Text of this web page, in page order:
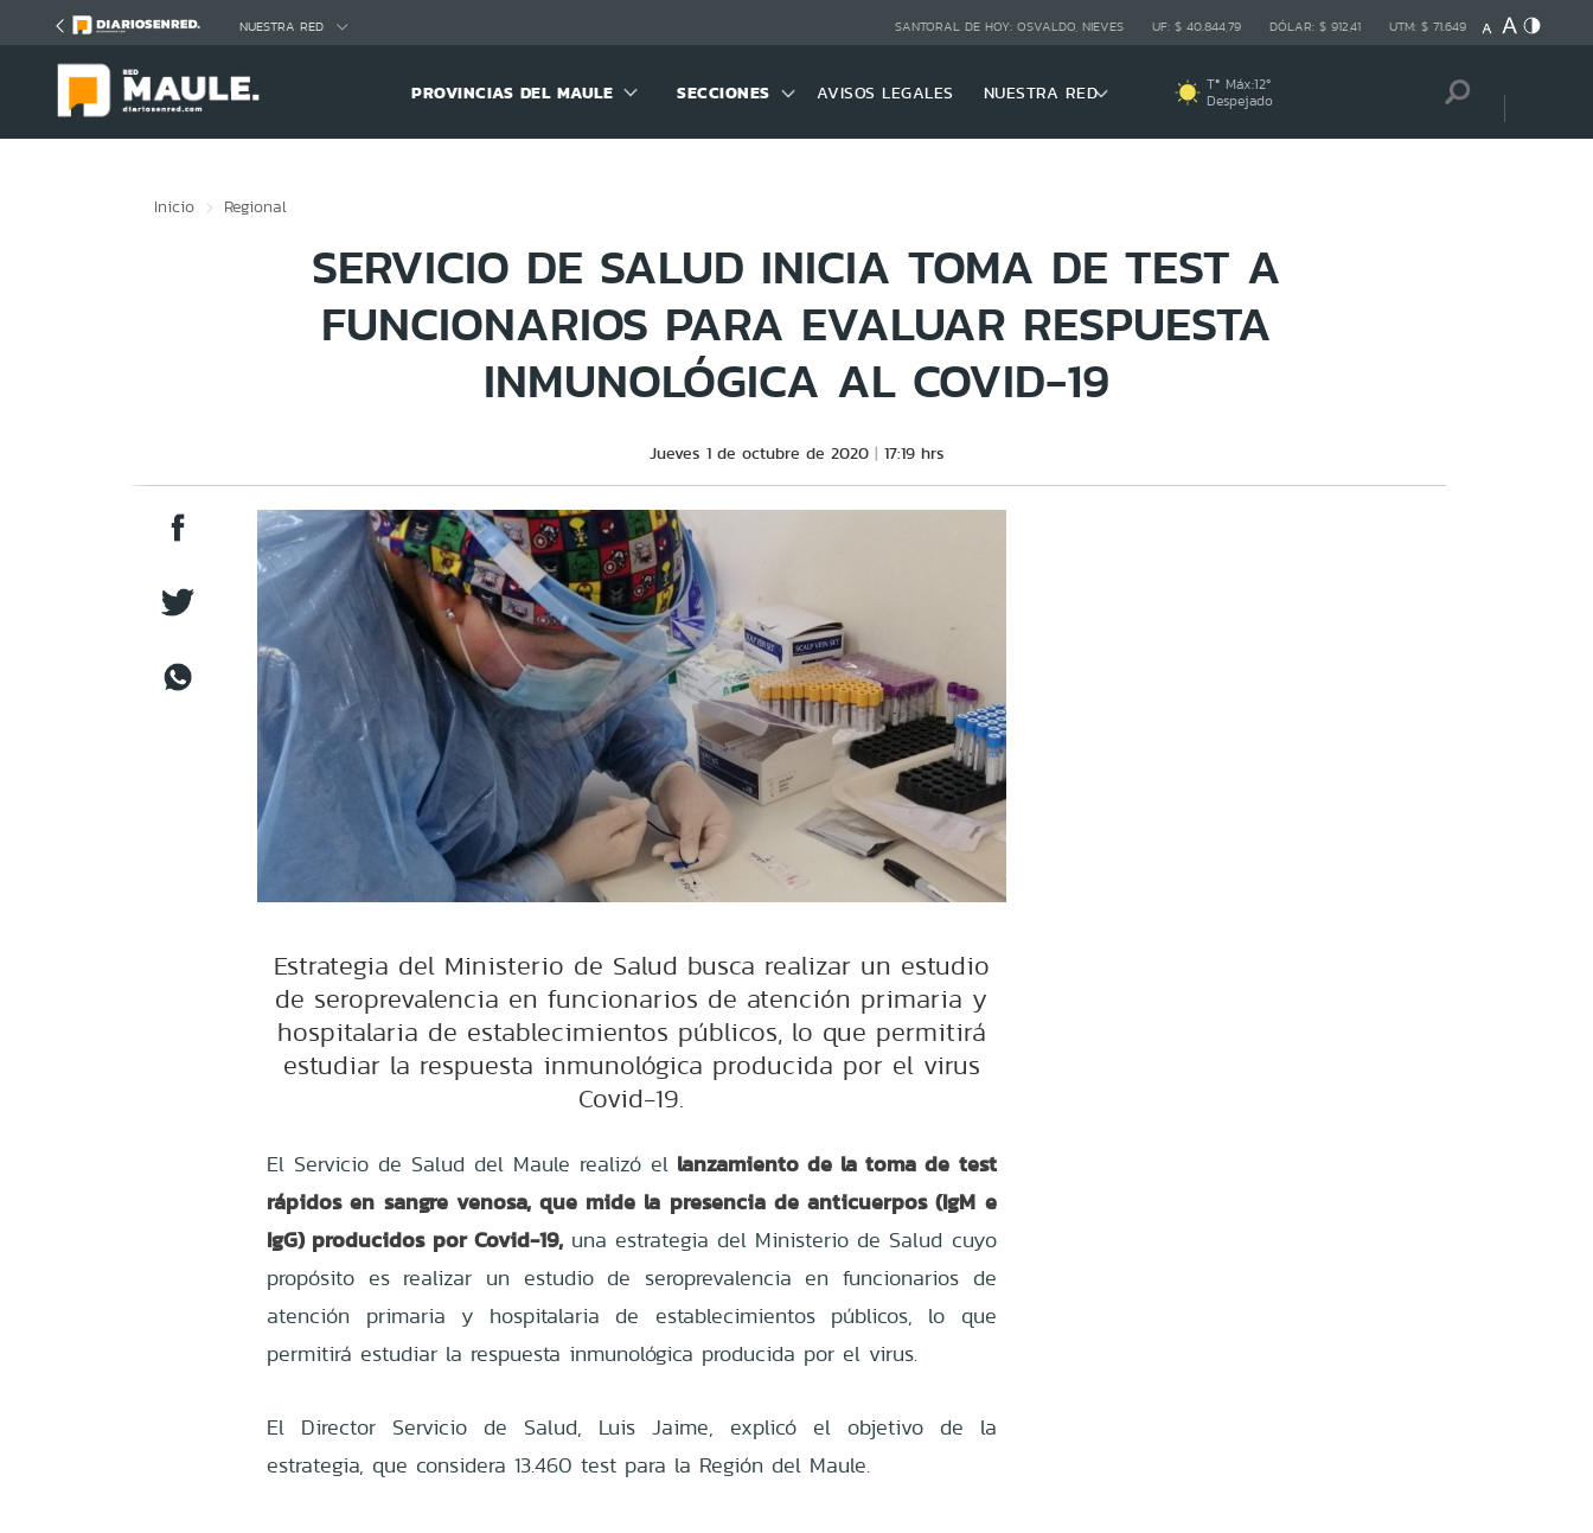
NUESTRA RED SANTORAL DE HOY: OSVALDO, NIEVES UF: $ 40.844,79 DÓLAR: $ 912,41 UTM: $ 71.649
PROVINCIAS DEL MAULE SECCIONES AVISOS LEGALES NUESTRA RED Tª Máx:12º
Despejado
Inicio Regional
SERVICIO DE SALUD INICIA TOMA DE TEST A
FUNCIONARIOS PARA EVALUAR RESPUESTA
INMUNOLÓGICA AL COVID-19
Jueves 1 de octubre de 2020 17:19 hrs
Estrategia del Ministerio de Salud busca realizar un estudio
de seroprevalencia en funcionarios de atención primaria y
hospitalaria de establecimientos públicos, lo que permitirá
estudiar la respuesta inmunológica producida por el virus
Covid-19.
El Servicio de Salud del Maule realizó el lanzamiento de la toma de test
rápidos en sangre venosa, que mide la presencia de anticuerpos (IgM e
IgG) producidos por Covid-19,una estrategia del Ministerio de Salud cuyo
propósito es realizar un estudio de seroprevalencia en funcionarios de
atención primaria y hospitalaria de establecimientos públicos, lo que
permitirá estudiar la respuesta inmunológica producida por el virus.
El Director Servicio de Salud, Luis Jaime, explicó el objetivo de la
estrategia, que considera 13.460 test para la Región del Maule.